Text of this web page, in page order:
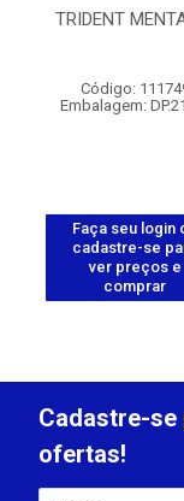
TRIDENT
Código:
Embalagem:
Faça seu login
cadastre-se
ver preços e
comprar
Cadastre-se
ofertas!